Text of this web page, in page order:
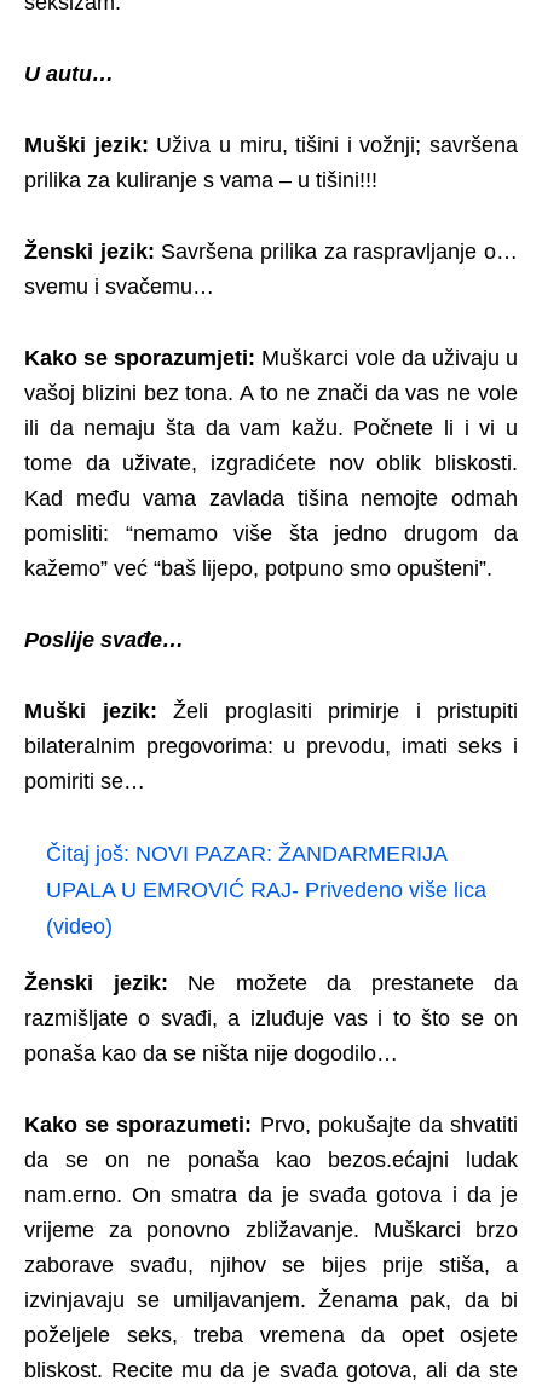
U autu…
Muški jezik: Uživa u miru, tišini i vožnji; savršena
prilika za kuliranje s vama – u tišini!!!
Ženski jezik: Savršena prilika za raspravljanje o…
svemu i svačemu…
Kako se sporazumjeti: Muškarci vole da uživaju u
vašoj blizini bez tona. A to ne znači da vas ne vole
ili da nemaju šta da vam kažu. Počnete li i vi u
tome da uživate, izgradićete nov oblik bliskosti.
Kad među vama zavlada tišina nemojte odmah
pomisliti: “nemamo više šta jedno drugom da
kažemo” već “baš lijepo, potpuno smo opušteni”.
Poslije svađe…
Muški jezik: Želi proglasiti primirje i pristupiti
bilateralnim pregovorima: u prevodu, imati seks i
pomiriti se…
Čitaj još: NOVI PAZAR: ŽANDARMERIJA
UPALA U EMROVIĆ RAJ- Privedeno više lica
(video)
Ženski jezik: Ne možete da prestanete da
razmišljate o svađi, a izluđuje vas i to što se on
ponaša kao da se ništa nije dogodilo…
Kako se sporazumeti: Prvo, pokušajte da shvatiti
da se on ne ponaša kao bezos.ećajni ludak
nam.erno. On smatra da je svađa gotova i da je
vrijeme za ponovno zbližavanje. Muškarci brzo
zaborave svađu, njihov se bijes prije stiša, a
izvinjavaju se umiljavanjem. Ženama pak, da bi
poželjele seks, treba vremena da opet osjete
bliskost. Recite mu da je svađa gotova, ali da ste